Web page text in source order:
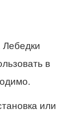
Лебедки
в
или